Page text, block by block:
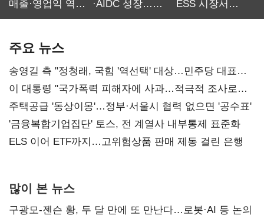
매출·영업익 역대
·AIDC 성장…
ESS 시장서
주요 뉴스
송영길 측 "정청래, 국힘 '역선택' 대상…민주당 대표로
총선 지휘 못해"
이 대통령 "국가폭력 피해자에 사과…적극적 조사로
진실 밝혀야"
주택공급 '동상이몽'…정부·서울시 협력 없으면 '공수표'
'금융복합기업집단' 토스, 전 계열사 내부통제 표준화
ELS 이어 ETF까지…고위험상품 판매 제동 걸린 은행
많이 본 뉴스
구광모-젠슨 황, 두 달 만에 또 만난다…로봇·AI 등 논의